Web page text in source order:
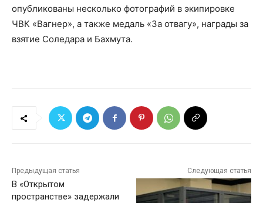
опубликованы несколько фотографий в экипировке
ЧВК «Вагнер», а также медаль «За отвагу», награды за
взятие Соледара и Бахмута.
Предыдущая статья
В «Открытом
пространстве» задержали
Следующая статья